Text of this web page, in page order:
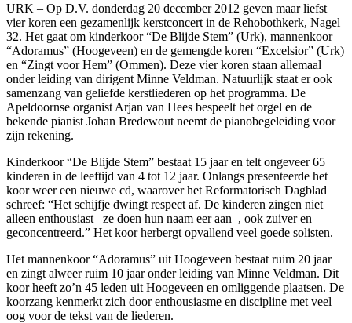
URK – Op D.V. donderdag 20 december 2012 geven maar liefst
vier koren een gezamenlijk kerstconcert in de Rehobothkerk, Nagel
32. Het gaat om kinderkoor “De Blijde Stem” (Urk), mannenkoor
“Adoramus” (Hoogeveen) en de gemengde koren “Excelsior” (Urk)
en “Zingt voor Hem” (Ommen). Deze vier koren staan allemaal
onder leiding van dirigent Minne Veldman. Natuurlijk staat er ook
samenzang van geliefde kerstliederen op het programma. De
Apeldoornse organist Arjan van Hees bespeelt het orgel en de
bekende pianist Johan Bredewout neemt de pianobegeleiding voor
zijn rekening.
Kinderkoor “De Blijde Stem” bestaat 15 jaar en telt ongeveer 65
kinderen in de leeftijd van 4 tot 12 jaar. Onlangs presenteerde het
koor weer een nieuwe cd, waarover het Reformatorisch Dagblad
schreef: “Het schijfje dwingt respect af. De kinderen zingen niet
alleen enthousiast –ze doen hun naam eer aan–, ook zuiver en
geconcentreerd.” Het koor herbergt opvallend veel goede solisten.
Het mannenkoor “Adoramus” uit Hoogeveen bestaat ruim 20 jaar
en zingt alweer ruim 10 jaar onder leiding van Minne Veldman. Dit
koor heeft zo’n 45 leden uit Hoogeveen en omliggende plaatsen. De
koorzang kenmerkt zich door enthousiasme en discipline met veel
oog voor de tekst van de liederen.